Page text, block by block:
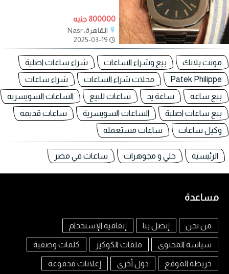
800000 جنيه
القاهرة، Nasr
مونت بلانك بيع وشراء الساعات
شراء ساعات اصلية
Patek Philippe
محلات شراء الساعات
شراء ساعات
بيع ساعه
ساعة يد ساعات للبيع
الساعات السويسريه
بيع ساعات اصلية
الساعات السويسرية
ساعات قديمه
وكيل ساعات
ساعات مستعمله
الرئيسية حلي و مجوهرات ساعات في مصر
مساعدة
من نحن إتصل بنا إتفاقية الإستخدام
سياسة المحتوى ملفات الكوكيز كلمات وصفية
خريطة الموقع دول أخرى إعلانات مدفوعة